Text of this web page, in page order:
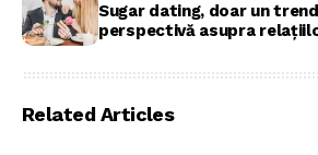
Sugar dating, doar un
perspectivă asupra
Related Articles